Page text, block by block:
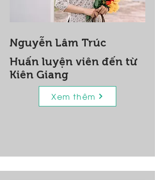
Nguyễn Lâm Trúc
Huấn luyện viên đến từ
Kiên Giang
Xem thêm